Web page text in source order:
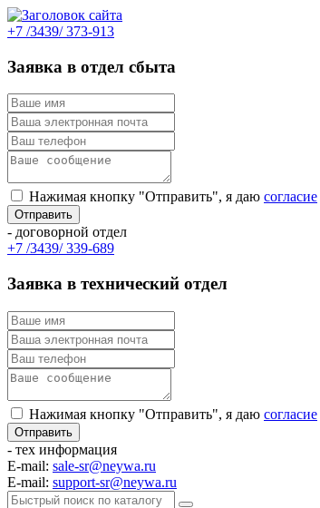
+7 /3439/ 373-913
Заявка в отдел сбыта
Нажимая кнопку "Отправить", я даю согласие
- договорной отдел
+7 /3439/ 339-689
Заявка в технический отдел
Нажимая кнопку "Отправить", я даю согласие
- тех информация
E-mail: sale-sr@neywa.ru
E-mail: support-sr@neywa.ru